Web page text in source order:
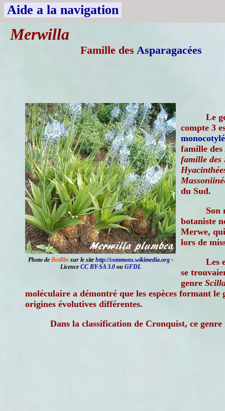
Aide a la navigation
Merwilla
Famille des Asparagacées
Photo de BotBln sur le site http://commons.wikimedia.org-
Licence CC BY-SA 3.0ou GFDL
Le
compte 3
famille des
famille des
du Sud.
Son
botaniste
Merwe,
lors de
Les
se
genre
moléculaire a démontré que les espèces formant le
origines évolutives différentes.
Dans la classification de Cronquist, ce genre